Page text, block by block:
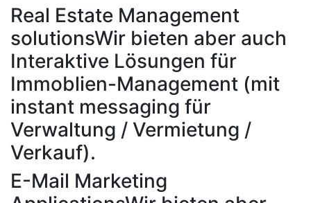
Real Estate Management
solutionsWir bieten aber auch
Interaktive Lösungen für
Immoblien-Management (mit
instant messaging für
Verwaltung / Vermietung /
Verkauf).
E-Mail Marketing